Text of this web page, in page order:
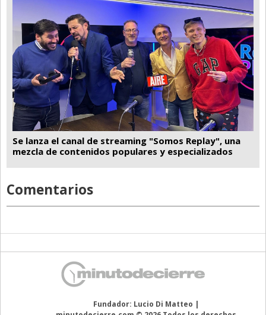
Se lanza el canal de streaming "Somos Replay", una
mezcla de contenidos populares y especializados
Comentarios
Fundador: Lucio Di Matteo |